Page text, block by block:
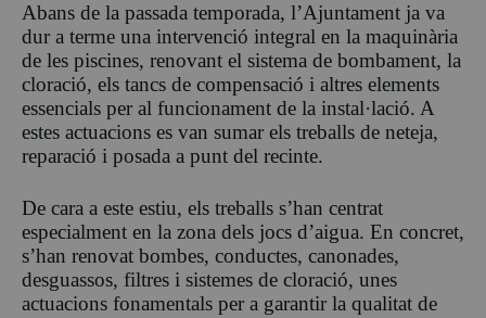
Abans de la passada temporada, l’Ajuntament ja va
dur a terme una intervenció integral en la maquinària
de les piscines, renovant el sistema de bombament, la
cloració, els tancs de compensació i altres elements
essencials per al funcionament de la instal·lació. A
estes actuacions es van sumar els treballs de neteja,
reparació i posada a punt del recinte.
De cara a este estiu, els treballs s’han centrat
especialment en la zona dels jocs d’aigua. En concret,
s’han renovat bombes, conductes, canonades,
desguassos, filtres i sistemes de cloració, unes
actuacions fonamentals per a garantir la qualitat de